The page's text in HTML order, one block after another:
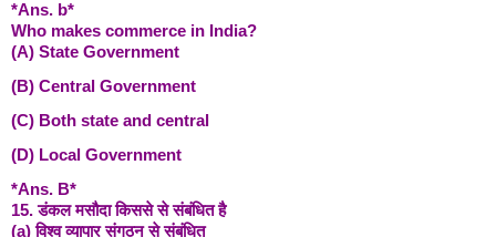
*Ans. b*
Who makes commerce in India?
(A) State Government
(B) Central Government
(C) Both state and central
(D) Local Government
*Ans. B*
15. डंकल मसौदा किससे से संबंधित है
(a) विश्व व्यापार संगठन से संबंधित